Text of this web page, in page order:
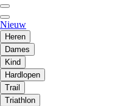
Nieuw
Heren
Dames
Kind
Hardlopen
Trail
Triathlon